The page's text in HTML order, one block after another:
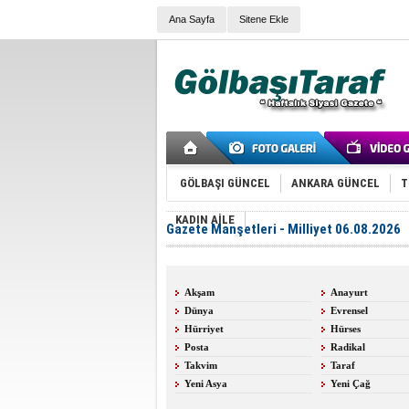
Ana Sayfa Sitene Ekle
GÖLBAŞI GÜNCEL ANKARA GÜNCEL
KADIN AİLE
Gazete Manşetleri - Milliyet 06.08.2026
Akşam Anayurt
Dünya
Evrensel
Hürriyet
Hürses
Posta
Radikal
Takvim
Taraf
Yeni Asya
Yeni Çağ